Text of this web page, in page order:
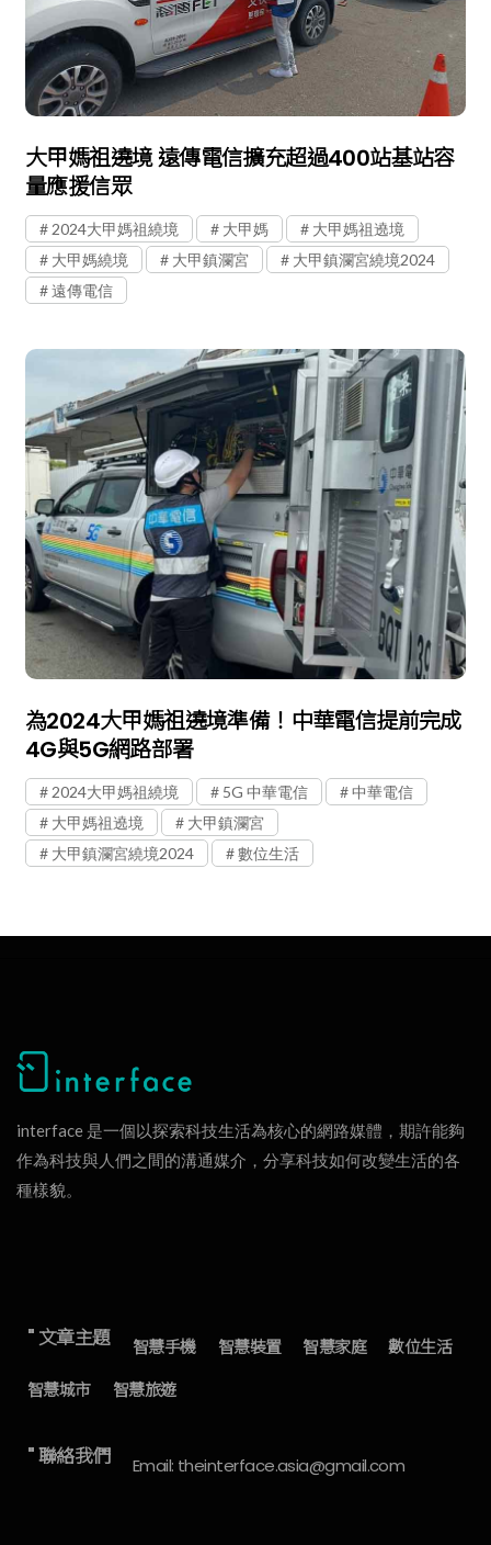
大甲媽祖遶境 遠傳電信擴充超過400站基站容
量應援信眾
2024大甲媽祖繞境 大甲媽
大甲媽祖遶境
大甲媽繞境
大甲鎮瀾宮
大甲鎮瀾宮繞境2024
遠傳電信
為2024大甲媽祖遶境準備！中華電信提前完成
4G與5G網路部署
2024大甲媽祖繞境 5G 中華電信
中華電信
大甲媽祖遶境
大甲鎮瀾宮
大甲鎮瀾宮繞境2024
數位生活
interface 是一個以探索科技生活為核心的網路媒體，期許能夠
作為科技與人們之間的溝通媒介，分享科技如何改變生活的各
種樣貌。
" 文章主題 智慧手機 智慧裝置 智慧家庭
數位生活
智慧城市
智慧旅遊
" 聯絡我們 Email: theinterface.asia@gmail.com